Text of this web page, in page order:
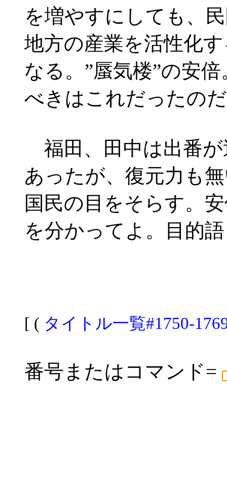
を増やすにしても、
地方の産業を活性化
なる。”蜃気楼”の安
べきはこれだったの
福田、田中は出番が
あったが、復元力も
国民の目をそらす。
を分かってよ。目的
[ ( タイトル一覧#1750-
番号またはコマンド=